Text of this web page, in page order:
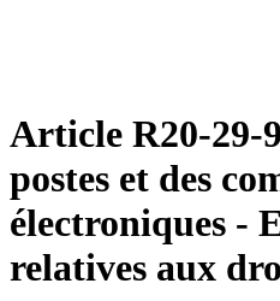
Article R20-29-
postes et des
électroniques -
relatives aux